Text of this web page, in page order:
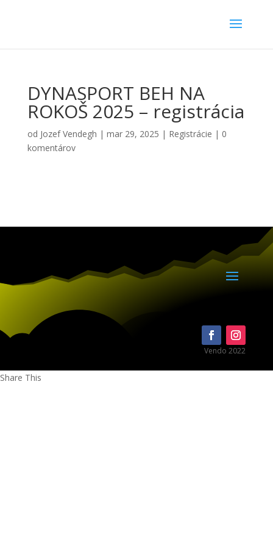
DYNASPORT BEH NA
ROKOŠ 2025 – registrácia
od Jozef Vendegh | mar 29, 2025 | Registrácie | 0
komentárov
Vendo 2022
Share This